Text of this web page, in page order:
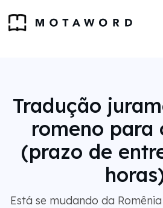
Tradução
romeno para
(prazo de
Está se mudando da